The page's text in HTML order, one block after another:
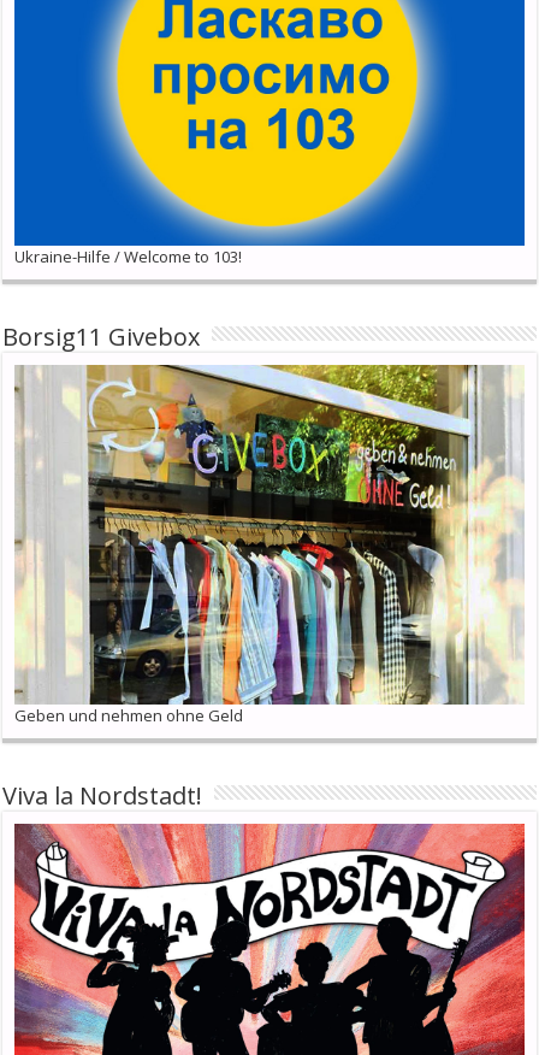
Ukraine-Hilfe / Welcome to 103!
Borsig11 Givebox
Geben und nehmen ohne Geld
Viva la Nordstadt!